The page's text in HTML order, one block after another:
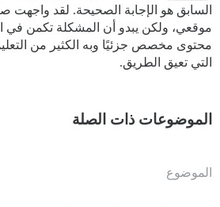
السابق هو الإجابة الصحيحة. لقد واجهت
موقعي، ولكن يبدو أن المشكلة تكمن في
محتوى مخصص جزئيًا وبه الكثير من
التي تعيق الطريق.
الموضوعات ذات الصلة
الموضوع